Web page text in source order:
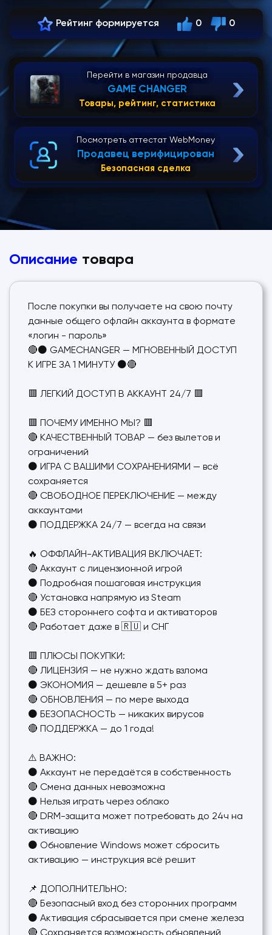
Рейтинг формируется 0 0
Перейти в магазин продавца
GAME CHANGER
Товары, рейтинг, статистика
Посмотреть аттестат WebMoney
Продавец верифицирован
Безопасная сделка
Описание товара
После покупки вы получаете на свою почту
данные общего офлайн аккаунта в формате
«логин - пароль»
🔴⚫ GAMECHANGER — МГНОВЕННЫЙ ДОСТУП
К ИГРЕ ЗА 1 МИНУТУ ⚫🔴
🟥 ЛЕГКИЙ ДОСТУП В АККАУНТ 24/7 🟥
🟥 ПОЧЕМУ ИМЕННО МЫ? 🟥
🔴 КАЧЕСТВЕННЫЙ ТОВАР — без вылетов и
ограничений
⚫ ИГРА С ВАШИМИ СОХРАНЕНИЯМИ — всё
сохраняется
🔴 СВОБОДНОЕ ПЕРЕКЛЮЧЕНИЕ — между
аккаунтами
⚫ ПОДДЕРЖКА 24/7 — всегда на связи
🔥 ОФФЛАЙН-АКТИВАЦИЯ ВКЛЮЧАЕТ:
🔴 Аккаунт с лицензионной игрой
⚫ Подробная пошаговая инструкция
🔴 Установка напрямую из Steam
⚫ БЕЗ стороннего софта и активаторов
🔴 Работает даже в 🇷🇺 и СНГ
🟥 ПЛЮСЫ ПОКУПКИ:
🔴 ЛИЦЕНЗИЯ — не нужно ждать взлома
⚫ ЭКОНОМИЯ — дешевле в 5+ раз
🔴 ОБНОВЛЕНИЯ — по мере выхода
⚫ БЕЗОПАСНОСТЬ — никаких вирусов
🔴 ПОДДЕРЖКА — до 1 года!
⚠️ ВАЖНО:
⚫ Аккаунт не передаётся в собственность
🔴 Смена данных невозможна
⚫ Нельзя играть через облако
🔴 DRM-защита может потребовать до 24ч на
активацию
⚫ Обновление Windows может сбросить
активацию — инструкция всё решит
📌 ДОПОЛНИТЕЛЬНО:
🔴 Безопасный вход без сторонних программ
⚫ Активация сбрасывается при смене железа